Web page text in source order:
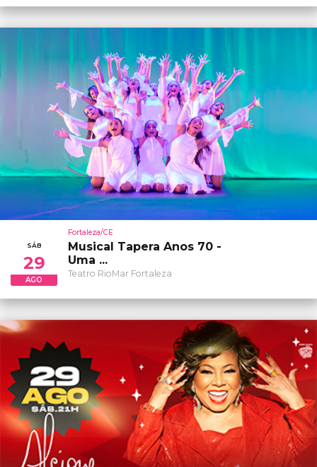
SÁB
29
AGO
Fortaleza/CE
Musical Tapera Anos 70 -
Uma ...
Teatro RioMar Fortaleza